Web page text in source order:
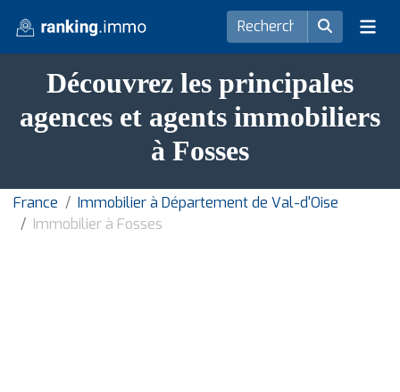
Découvrez les principales
agences et agents immobiliers
à Fosses
France
Immobilier à Département de Val-d'Oise
Immobilier à Fosses